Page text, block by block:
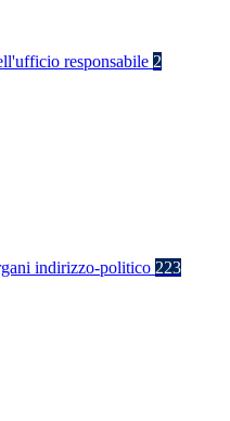
responsabile 2
indirizzo-politico 223